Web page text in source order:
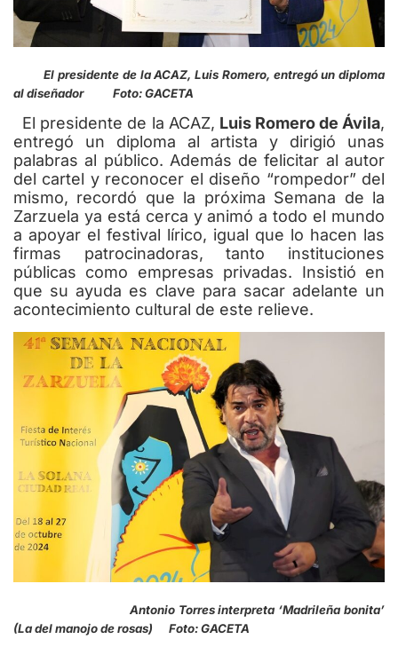
El presidente de la ACAZ, Luis Romero, entregó un diploma
al diseñador Foto: GACETA
El presidente de la ACAZ, Luis Romero de Ávila,
entregó un diploma al artista y dirigió unas
palabras al público. Además de felicitar al autor
del cartel y reconocer el diseño “rompedor” del
mismo, recordó que la próxima Semana de la
Zarzuela ya está cerca y animó a todo el mundo
a apoyar el festival lírico, igual que lo hacen las
firmas patrocinadoras, tanto instituciones
públicas como empresas privadas. Insistió en
que su ayuda es clave para sacar adelante un
acontecimiento cultural de este relieve.
Antonio Torres interpreta ‘Madrileña bonita’
(La del manojo de rosas) Foto: GACETA